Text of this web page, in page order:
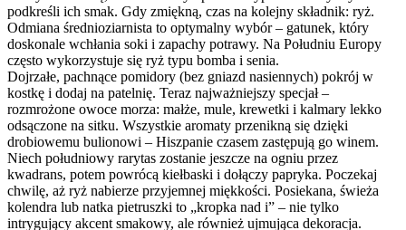
podkreśli ich smak. Gdy zmiękną, czas na kolejny składnik: ryż.
Odmiana średnioziarnista to optymalny wybór – gatunek, który
doskonale wchłania soki i zapachy potrawy. Na Południu Europy
często wykorzystuje się ryż typu bomba i senia.
Dojrzałe, pachnące pomidory (bez gniazd nasiennych) pokrój w
kostkę i dodaj na patelnię. Teraz najważniejszy specjał –
rozmrożone owoce morza: małże, mule, krewetki i kalmary lekko
odsączone na sitku. Wszystkie aromaty przenikną się dzięki
drobiowemu bulionowi – Hiszpanie czasem zastępują go winem.
Niech południowy rarytas zostanie jeszcze na ogniu przez
kwadrans, potem powrócą kiełbaski i dołączy papryka. Poczekaj
chwilę, aż ryż nabierze przyjemnej miękkości. Posiekana, świeża
kolendra lub natka pietruszki to „kropka nad i” – nie tylko
intrygujący akcent smakowy, ale również ujmująca dekoracja.